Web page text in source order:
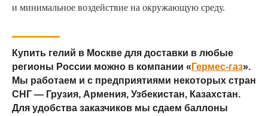
и минимальное воздействие на окружающую среду.
Купить гелий в Москве для доставки в любые
регионы России можно в компании « Гермес-газ».
Мы работаем и с предприятиями некоторых стран
СНГ — Грузия, Армения, Узбекистан, Казахстан.
Для удобства заказчиков мы сдаем баллоны